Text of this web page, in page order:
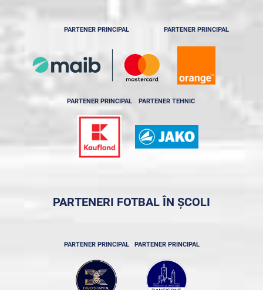
PARTENER PRINCIPAL PARTENER PRINCIPAL
PARTENER PRINCIPAL PARTENER TEHNIC
PARTENERI FOTBAL ÎN ȘCOLI
PARTENER PRINCIPAL PARTENER PRINCIPAL